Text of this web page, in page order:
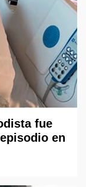
fue
en